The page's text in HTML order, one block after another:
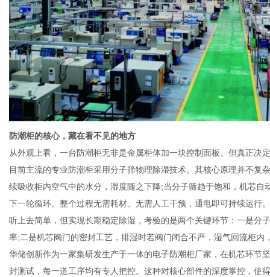
防潮柜的核心，藏在看不见的地方
从外观上看，一台防潮柜无非是金属柜体加一块控制面板。但真正决
目前主流的专业防潮柜采用分子筛物理除湿技术。其核心原理并不复
续吸收柜内空气中的水分，湿度随之下降;当分子筛趋于饱和，机芯
下一轮循环。整个过程无需耗材、无需人工干预，通电即可持续运行。
听上去简单，但实现长期稳定除湿，考验的是两个关键环节：一是分
率;二是机芯阀门的密封工艺，排湿时若阀门闭合不严，湿气回流柜内
华储创新作为一家集研发生产于一体的电子防潮柜厂家，在机芯环节
封测试，每一道工序均有专人把控。这种对核心部件的深度掌控，使